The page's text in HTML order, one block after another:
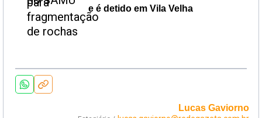
e é detido em Vila Velha
Lucas Gaviorno